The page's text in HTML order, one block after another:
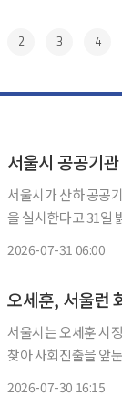
2 3 4
서울시 공공기
서울시가 산하 공공
을 실시한다고 31일 밝혔다. 통합채용은 각 기관이 따로 운영하던 원
2026-07-31 06:00
오세훈, 서울런
서울시는 오세훈 시
찾아 사회진출을 앞둔 서울
2026-07-30 16:15